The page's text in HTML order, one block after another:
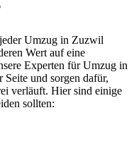
Umzug in Zuzwil
Wert auf eine
Experten für Umzug in
und sorgen dafür,
verläuft. Hier sind einige
sollten: